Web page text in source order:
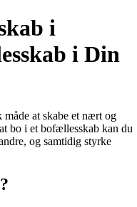
i
i Din
at skabe et nært og
bo i et bofællesskab kan du
og samtidig styrke